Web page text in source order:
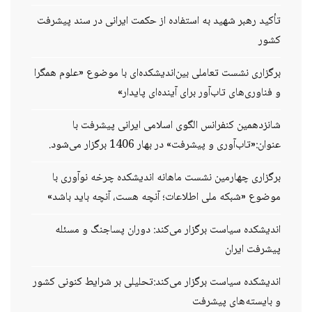
تأکید رهبر شهید به استفاده از حکمت ایرانی در سند پیشرفت
کشور
برگزاری نشست تعاملی بین‌اندیشکده‌ای با موضوع «علوم همگرا
و فناوری‌های تاب‌آور برای آینده‌ای پایدار»
شانزدهمین کنفرانس الگوی اسلامی ایرانی پیشرفت با
عنوان:«تاب‌آوری و پیشرفت» در بهار 1406 برگزار می‌شود.
برگزاری چهارمین نشست ماهانه اندیشکده چرخه نوآوری با
موضوع «شبکه ملی اطلاعات؛ آنچه هست، آنچه باید باشد»
اندیشکده سیاست برگزار می‌کند: دوران پساجنگ و مسئله
پیشرفت ایران
اندیشکده سیاست برگزار می‌کند:تحلیلی بر شرایط کنونی کشور
و بایسته‌های پیشرفت